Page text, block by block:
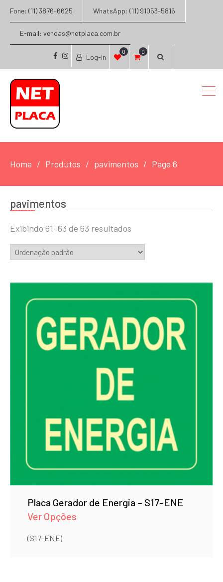
Fone: (11) 3876-6625 WhatsApp: (11) 91053-5816
E-mail: vendas@netplaca.com.br
facebook
instagram
Log-in
0 0
Home Produtos pavimentos Page 6
pavimentos
Exibindo 61–63 de 63 resultados
Placa Gerador de Energia – S17-ENE
Ver Opções
(S17-ENE)